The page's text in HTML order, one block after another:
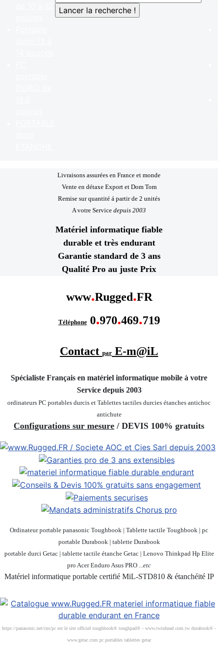
Livraisons assurées en France et monde
Vente en détaxe Export et Dom Tom
Remise sur quantité á partir de 2 unités
A votre Service depuis 2003
Matériel informatique fiable
durable et très endurant
Garantie standard de 3 ans
Qualité Pro au juste Prix
www.Rugged.FR
Téléphone0.970.469.719
Contact par E-m@iL
Spécialiste Français en matériel informatique mobile à votre
Service depuis 2003
ordinateurs PC portables durcis et Tablettes tactiles durcies étanches antichoc
antichute
Configurations sur mesure / DEVIS 100% gratuits
Ordinateur portable panasonic Toughbook | Tablette tactile Toughbook | pc
portable Durabook | tablette Durabook
portable durci Getac | tablette tactile étanche Getac | Lenovo Thinkpad Hp Elite
pro Acer Enduro Asus PRO ...etc
Matériel informatique portable certifié MiL-STD810 & étanchéité IP
https://panasonic.net/cns/pc est le site officiel toughbook® toughpad® - www.twinhead.com.tw durabook® -
www.getac.com pc portables tablettes getac